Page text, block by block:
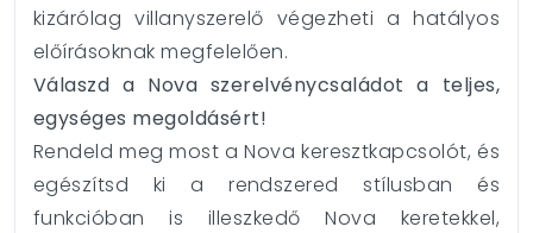
kizárólag villanyszerelő végezheti a hatályos
előírásoknak megfelelően.
Válaszd a Nova szerelvénycsaládot a teljes,
egységes megoldásért!
Rendeld meg most a Nova keresztkapcsolót, és
egészítsd ki a rendszered stílusban és
funkcióban is illeszkedő Nova keretekkel,